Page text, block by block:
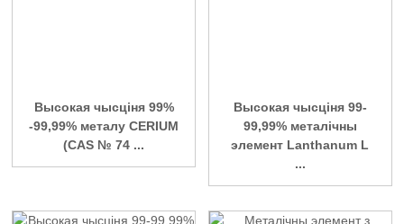
Высокая чысціня 99%
-99,99% металу CERIUM
(CAS № 74 ...
Высокая чысціня 99-
99,99% металічны
элемент Lanthanum L
...